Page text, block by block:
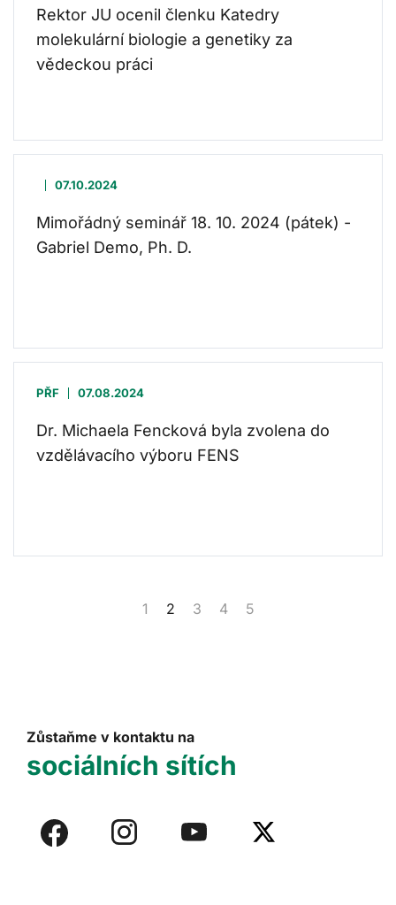
Rektor JU ocenil členku Katedry
molekulární biologie a genetiky za
vědeckou práci
07.10.2024
Mimořádný seminář 18. 10. 2024 (pátek) -
Gabriel Demo, Ph. D.
PŘF 07.08.2024
Dr. Michaela Fencková byla zvolena do
vzdělávacího výboru FENS
1 2 3 4 5
Zůstaňme v kontaktu na
sociálních sítích